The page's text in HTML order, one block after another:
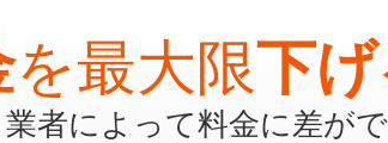
を最大限下
者によって料金に差が